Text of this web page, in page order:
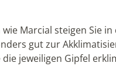
Marcial steigen Sie
gut zur
jeweiligen Gipfel